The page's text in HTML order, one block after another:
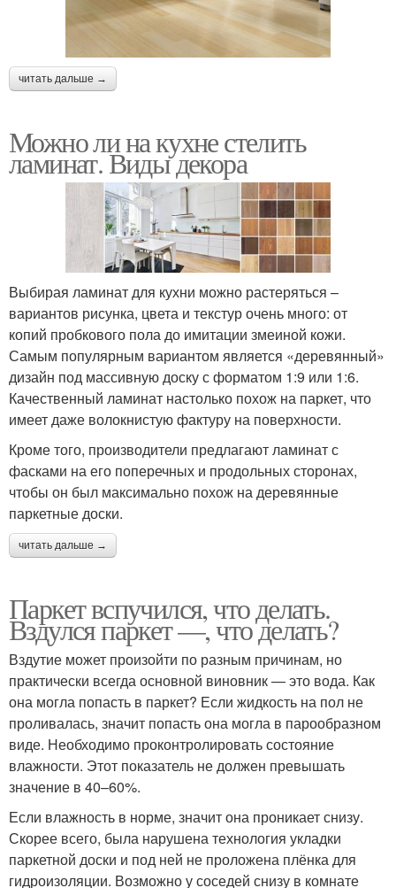
читать дальше →
Можно ли на кухне стелить
ламинат. Виды декора
Выбирая ламинат для кухни можно растеряться –
вариантов рисунка, цвета и текстур очень много: от
копий пробкового пола до имитации змеиной кожи.
Самым популярным вариантом является «деревянный»
дизайн под массивную доску с форматом 1:9 или 1:6.
Качественный ламинат настолько похож на паркет, что
имеет даже волокнистую фактуру на поверхности.
Кроме того, производители предлагают ламинат с
фасками на его поперечных и продольных сторонах,
чтобы он был максимально похож на деревянные
паркетные доски.
читать дальше →
Паркет вспучился, что делать.
Вздулся паркет —, что делать?
Вздутие может произойти по разным причинам, но
практически всегда основной виновник — это вода. Как
она могла попасть в паркет? Если жидкость на пол не
проливалась, значит попасть она могла в парообразном
виде. Необходимо проконтролировать состояние
влажности. Этот показатель не должен превышать
значение в 40–60%.
Если влажность в норме, значит она проникает снизу.
Скорее всего, была нарушена технология укладки
паркетной доски и под ней не проложена плёнка для
гидроизоляции. Возможно у соседей снизу в комнате